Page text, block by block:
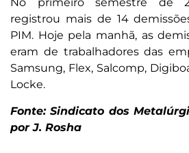
registrou mais de 14
PIM. Hoje pela manhã, as
eram de trabalhadores das
Samsung, Flex, Salcomp,
Locke.
Fonte: Sindicato dos
por J. Rosha